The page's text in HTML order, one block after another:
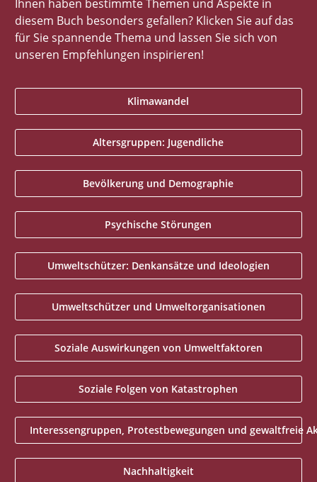
Ihnen haben bestimmte Themen und Aspekte in
diesem Buch besonders gefallen? Klicken Sie auf das
für Sie spannende Thema und lassen Sie sich von
unseren Empfehlungen inspirieren!
Klimawandel
Altersgruppen: Jugendliche
Bevölkerung und Demographie
Psychische Störungen
Umweltschützer: Denkansätze und Ideologien
Umweltschützer und Umweltorganisationen
Soziale Auswirkungen von Umweltfaktoren
Soziale Folgen von Katastrophen
Interessengruppen, Protestbewegungen und gewaltfreie
Nachhaltigkeit